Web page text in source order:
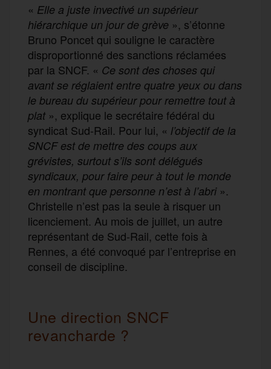
« Elle a juste invectivé un supérieur
hiérarchique un jour de grève », s’étonne
Bruno Poncet qui souligne le caractère
disproportionné des sanctions réclamées
par la SNCF. « Ce sont des choses qui
avant se réglaient entre quatre yeux ou dans
le bureau du supérieur pour remettre tout à
plat», explique le secrétaire fédéral du
syndicat Sud-Rail. Pour lui, « l’objectif de la
SNCF est de mettre des coups aux
grévistes, surtout s’ils sont délégués
syndicaux, pour faire peur à tout le monde
en montrant que personne n’est à l’abri».
Christelle n’est pas la seule à risquer un
licenciement. Au mois de juillet, un autre
représentant de Sud-Rail, cette fois à
Rennes, a été convoqué par l’entreprise en
conseil de discipline.
Une direction SNCF
revancharde ?